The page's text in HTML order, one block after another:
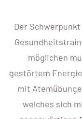
Der
möglichen
gestörtem
mit
welches sich